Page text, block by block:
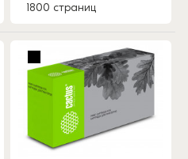
1800 страниц